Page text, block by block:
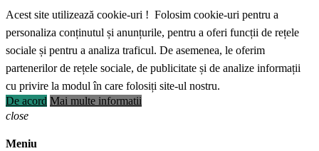
Acest site utilizează cookie-uri ! Folosim cookie-uri pentru a
personaliza conținutul și anunțurile, pentru a oferi funcții de rețele
sociale și pentru a analiza traficul. De asemenea, le oferim
partenerilor de rețele sociale, de publicitate și de analize informații
cu privire la modul în care folosiți site-ul nostru.
De acord Mai multe informatii
close
Meniu